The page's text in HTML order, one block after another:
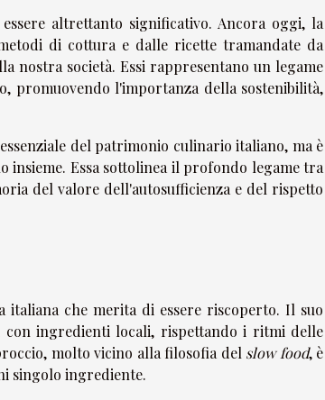
altrettanto significativo. Ancora oggi, la
di cottura e dalle ricette tramandate da
nostra società. Essi rappresentano un legame
promuovendo l'importanza della sostenibilità,
del patrimonio culinario italiano, ma è
insieme. Essa sottolinea il profondo legame tra
del valore dell'autosufficienza e del rispetto
che merita di essere riscoperto. Il suo
con ingredienti locali, rispettando i ritmi delle
molto vicino alla filosofia del slow food, è
singolo ingrediente.